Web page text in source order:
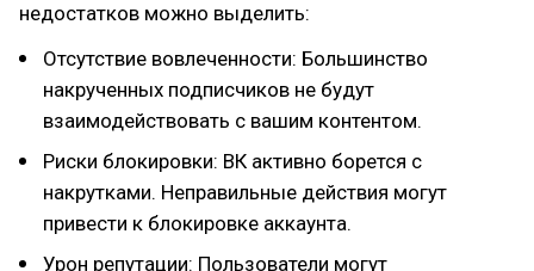
недостатков можно выделить:
Отсутствие вовлеченности: Большинство
накрученных подписчиков не будут
взаимодействовать с вашим контентом.
Риски блокировки: ВК активно борется с
накрутками. Неправильные действия могут
привести к блокировке аккаунта.
Урон репутации: Пользователи могут